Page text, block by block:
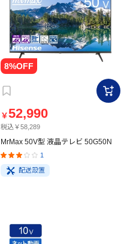
￥52,990
税込￥58,289
MrMax 50V型 液晶テレビ 50G50N
1
配送設置